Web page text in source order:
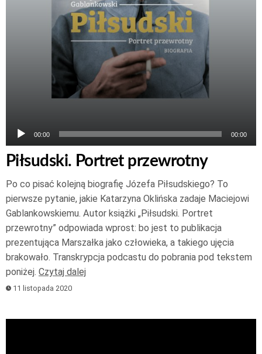
00:00 00:00
Piłsudski. Portret przewrotny
Po co pisać kolejną biografię Józefa Piłsudskiego? To
pierwsze pytanie, jakie Katarzyna Oklińska zadaje Maciejowi
Gablankowskiemu. Autor książki „Piłsudski. Portret
przewrotny” odpowiada wprost: bo jest to publikacja
prezentująca Marszałka jako człowieka, a takiego ujęcia
brakowało. Transkrypcja podcastu do pobrania pod tekstem
poniżej. Czytaj dalej
11 listopada 2020